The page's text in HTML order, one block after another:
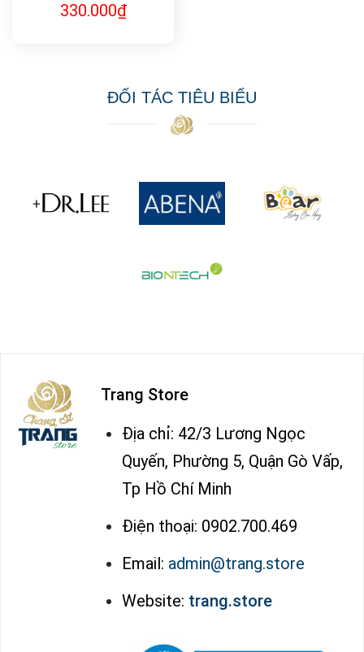
330.000₫
ĐỐI TÁC TIÊU BIỂU
Trang Store
Địa chỉ: 42/3 Lương Ngọc
Quyến, Phường 5, Quận Gò Vấp,
Tp Hồ Chí Minh
Điện thoại: 0902.700.469
Email: admin@trang.store
Website: trang.store